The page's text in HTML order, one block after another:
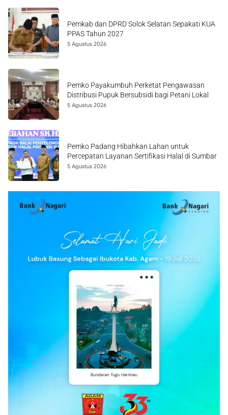
Pemkab dan DPRD Solok Selatan Sepakati KUA
PPAS Tahun 2027
5 Agustus 2026
Pemko Payakumbuh Perketat Pengawasan
Distribusi Pupuk Bersubsidi bagi Petani Lokal
5 Agustus 2026
Pemko Padang Hibahkan Lahan untuk
Percepatan Layanan Sertifikasi Halal di Sumbar
5 Agustus 2026